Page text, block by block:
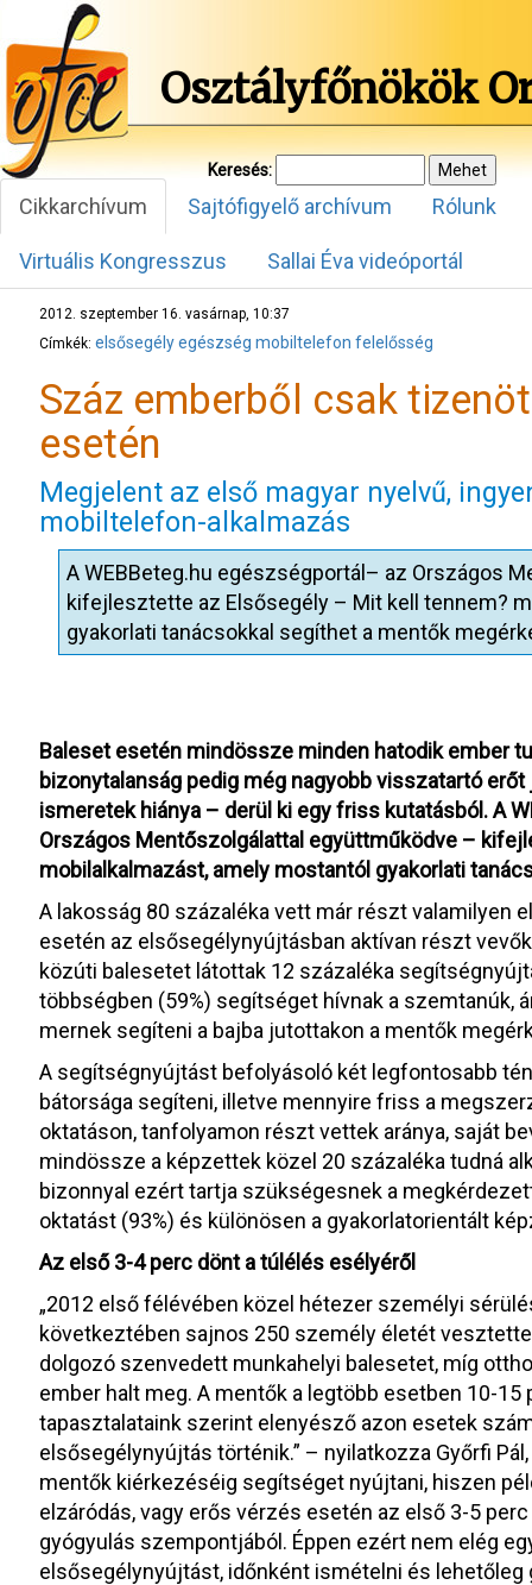
Osztályfőnökök
Keresés:
Cikkarchívum Sajtófigyelő archívum Rólunk
Virtuális Kongresszus Sallai Éva videóportál
2012. szeptember 16. vasárnap, 10:37
Címkék: elsősegélyegészség mobiltelefon felelősség
Száz emberből csak
esetén
Megjelent az első magyar nyelvű,
mobiltelefon-alkalmazás
A WEBBeteg.hu egészségportál– az Országos
kifejlesztette az Elsősegély – Mit kell tennem?
gyakorlati tanácsokkal segíthet a mentők
Baleset esetén mindössze minden hatodik ember
bizonytalanság pedig még nagyobb visszatartó
ismeretek hiánya – derül ki egy friss kutatásból. A
Országos Mentőszolgálattal együttműködve –
mobilalkalmazást, amely mostantól gyakorlati
A lakosság 80 százaléka vett már részt valamilyen
esetén az elsősegélynyújtásban aktívan részt
közúti balesetet látottak 12 százaléka
többségben (59%) segítséget hívnak a szemtanúk,
mernek segíteni a bajba jutottakon a mentők
A segítségnyújtást befolyásoló két legfontosabb
bátorsága segíteni, illetve mennyire friss a
oktatáson, tanfolyamon részt vettek aránya, saját
mindössze a képzettek közel 20 százaléka tudná
bizonnyal ezért tartja szükségesnek a
oktatást (93%) és különösen a gyakorlatorientált
Az első 3-4 perc dönt a túlélés esélyéről
„2012 első félévében közel hétezer személyi
következtében sajnos 250 személy életét
dolgozó szenvedett munkahelyi balesetet, míg
ember halt meg. A mentők a legtöbb esetben 10-
tapasztalataink szerint elenyésző azon esetek
elsősegélynyújtás történik.” – nyilatkozza Győrfi
mentők kiérkezéséig segítséget nyújtani, hiszen
elzáródás, vagy erős vérzés esetén az első 3-5
gyógyulás szempontjából. Éppen ezért nem elég
elsősegélynyújtást, időnként ismételni és lehetőleg